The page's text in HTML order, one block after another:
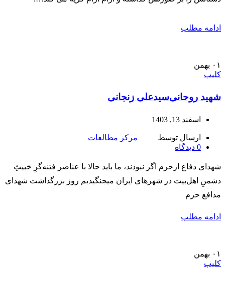
ادامه مطلب
۰۱ بهمن
کلیپ
شهید روحانی‌سید‌علی زنجانی
اسفند 13, 1403
ارسال توسط
مرکز مطالعات
0 دیدگاه
شهدای دفاع ازحرم اگر نبودند، ما باید حالا با عناصر فتنه‌گرِ خبیثِ
دشمنِ اهل‌بیت در شهرهای ایران میجنگیدیم روز بزرگداشت شهدای
مدافع حرم
ادامه مطلب
۰۱ بهمن
کلیپ